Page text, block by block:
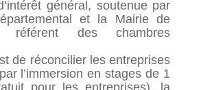
général, soutenue par
et la Mairie de
référent des chambres
de réconcilier les entreprises
l’immersion en stages de 1
pour les entreprises), la